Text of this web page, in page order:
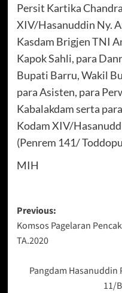
Persit Kartika
XIV/Hasanuddin Ny.
Kasdam Brigjen TNI
Kapok Sahli, para
Bupati Barru, Wakil
para Asisten, para
Kabalakdam serta
Kodam XIV/
(Penrem 141/
MIH
Post
navigation
Previous:
Komsos Pagelaran
TA.2020
Pangdam
11/